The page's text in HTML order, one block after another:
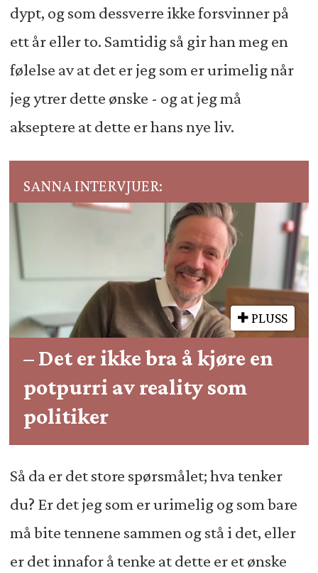
dypt, og som dessverre ikke forsvinner på
ett år eller to. Samtidig så gir han meg en
følelse av at det er jeg som er urimelig når
jeg ytrer dette ønske - og at jeg må
akseptere at dette er hans nye liv.
SANNA INTERVJUER:
PLUSS
– Det er ikke bra å kjøre en
potpurri av reality som
politiker
Så da er det store spørsmålet; hva tenker
du? Er det jeg som er urimelig og som bare
må bite tennene sammen og stå i det, eller
er det innafor å tenke at dette er et ønske